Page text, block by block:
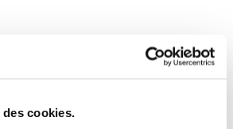
cookies.
Dirt Bike France